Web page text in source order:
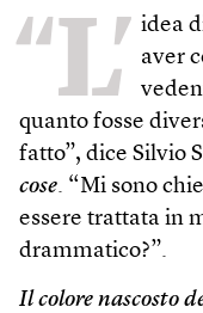
“L’ idea
aver
quanto fosse
fatto”, dice Silvio
cose. “Mi sono
essere trattata in
drammatico?”.
Il colore nascosto